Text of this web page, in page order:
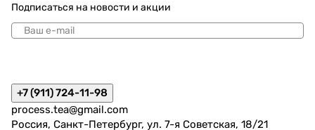
Подписаться на новости и акции
+7 (911) 724-11-98
process.tea@gmail.com
Россия, Санкт-Петербург, ул. 7-я Советская, 18/21